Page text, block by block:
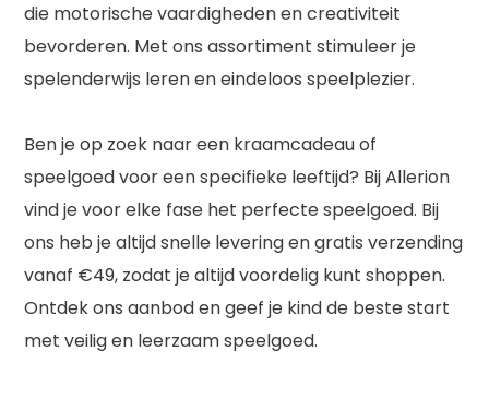
die motorische vaardigheden en creativiteit
bevorderen. Met ons assortiment stimuleer je
spelenderwijs leren en eindeloos speelplezier.
Ben je op zoek naar een kraamcadeau of
speelgoed voor een specifieke leeftijd? Bij Allerion
vind je voor elke fase het perfecte speelgoed. Bij
ons heb je altijd snelle levering en gratis verzending
vanaf €49, zodat je altijd voordelig kunt shoppen.
Ontdek ons aanbod en geef je kind de beste start
met veilig en leerzaam speelgoed.